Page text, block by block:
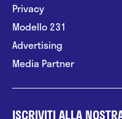
Privacy
Modello 231
Advertising
Media Partner
ISCRIVITI ALLA